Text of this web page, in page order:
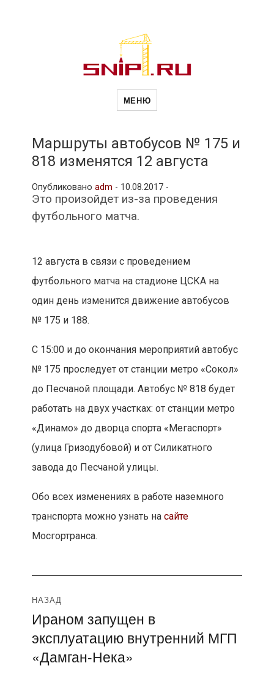
Новости
и
другие связанные со стройкой
рубрики
МЕНЮ
Маршруты автобусов № 175 и
818 изменятся 12 августа
Опубликовано adm - 10.08.2017 -
Это произойдет из-за проведения
футбольного матча.
12 августа в связи с проведением
футбольного матча на стадионе ЦСКА на
один день изменится движение автобусов
№ 175 и 188.
С 15:00 и до окончания мероприятий автобус
№ 175 проследует от станции метро «Сокол»
до Песчаной площади. Автобус № 818 будет
работать на двух участках: от станции метро
«Динамо» до дворца спорта «Мегаспорт»
(улица Гризодубовой) и от Силикатного
завода до Песчаной улицы.
Обо всех изменениях в работе наземного
транспорта можно узнать на сайте
Мосгортранса.
Навигация
по
записям
НАЗАД
Предыдущая
запись:
Ираном запущен в
эксплуатацию внутренний МГП
«Дамган-Нека»